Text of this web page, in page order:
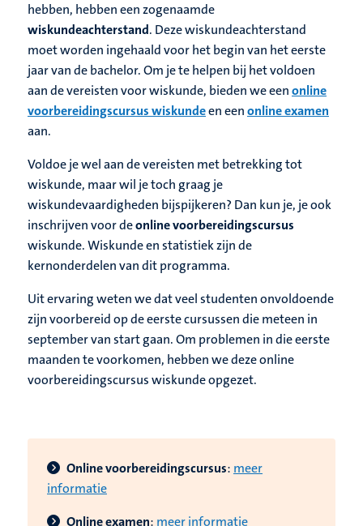
hebben, hebben een zogenaamde
wiskundeachterstand. Deze wiskundeachterstand
moet worden ingehaald voor het begin van het eerste
jaar van de bachelor. Om je te helpen bij het voldoen
aan de vereisten voor wiskunde, bieden we eenonline
voorbereidingscursus wiskundeen eenonline examen
aan.
Voldoe je wel aan de vereisten met betrekking tot
wiskunde, maar wil je toch graag je
wiskundevaardigheden bijspijkeren? Dan kun je, je ook
inschrijven voor deonline voorbereidingscursus
wiskunde. Wiskunde en statistiek zijn de
kernonderdelen van dit programma.
Uit ervaring weten we dat veel studenten onvoldoende
zijn voorbereid op de eerste cursussen die meteen in
september van start gaan. Om problemen in die eerste
maanden te voorkomen, hebben we deze online
voorbereidingscursus wiskunde opgezet.
Online voorbereidingscursus: meer
informatie
Online examen: meer informatie